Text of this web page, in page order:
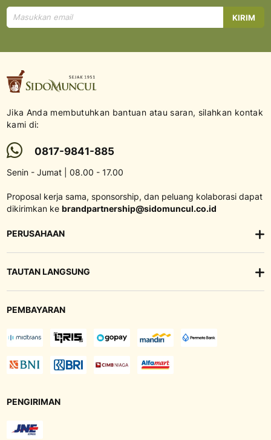
Mendaftar
untuk
KIRIM
Jika Anda membutuhkan bantuan atau saran, silahkan kontak
kami di:
0817-9841-885
Senin - Jumat | 08.00 - 17.00
Proposal kerja sama, sponsorship, dan peluang kolaborasi dapat
dikirimkan ke brandpartnership@sidomuncul.co.id
PERUSAHAAN
TAUTAN LANGSUNG
PEMBAYARAN
PENGIRIMAN